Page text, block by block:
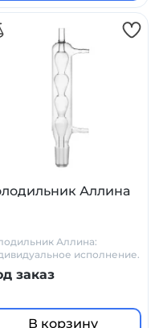
Аллина
Аллина:
исполнение.
стекло.
заказ
В корзину